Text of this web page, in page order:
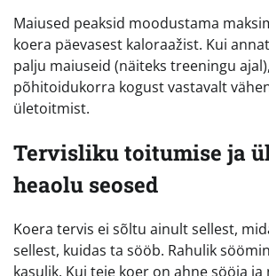
Maiused peaksid moodustama
koera päevasest kaloraažist. Kui
palju maiuseid (näiteks treeningu
põhitoidukorra kogust vastavalt
ületoitmist.
Tervisliku toitumise ja
heaolu seosed
Koera tervis ei sõltu ainult sellest,
sellest, kuidas ta sööb. Rahulik
kasulik. Kui teie koer on ahne sööja